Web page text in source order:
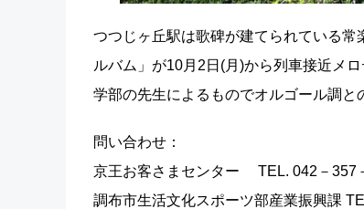
つつじヶ丘駅は歌碑が建てられている
ルバム」が10月2日(月)から列車接近メ
学部の先生によるものでオルゴール調と
問い合わせ：
京王お客さまセンター TEL. 042－357
調布市生活文化スポーツ部産業振興課